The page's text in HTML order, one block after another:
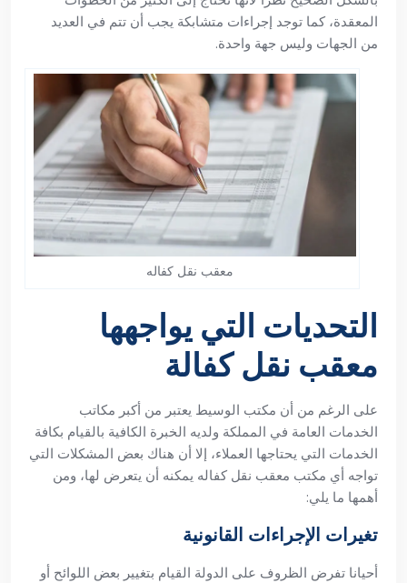
المعقدة، كما توجد إجراءات متشابكة يجب أن تتم في العديد
من الجهات وليس جهة واحدة.
معقب نقل كفاله
التحديات التي يواجهها
معقب نقل كفالة
على الرغم من أن مكتب الوسيط يعتبر من أكبر مكاتب
الخدمات العامة في المملكة ولديه الخبرة الكافية بالقيام بكافة
الخدمات التي يحتاجها العملاء، إلا أن هناك بعض المشكلات التي
تواجه أي مكتب معقب نقل كفاله يمكنه أن يتعرض لها، ومن
أهمها ما يلي:
تغيرات الإجراءات القانونية
أحيانا تفرض الظروف على الدولة القيام بتغيير بعض اللوائح أو